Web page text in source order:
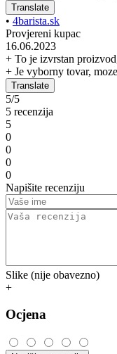
Translate
• 4barista.sk
Provjereni kupac
16.06.2023
+ To je izvrstan
+ Je vyborny tovar,
Translate
5/5
5 recenzija
5
0
0
0
0
Napišite recenziju
Slike (nije obavezno)
+
Ocjena